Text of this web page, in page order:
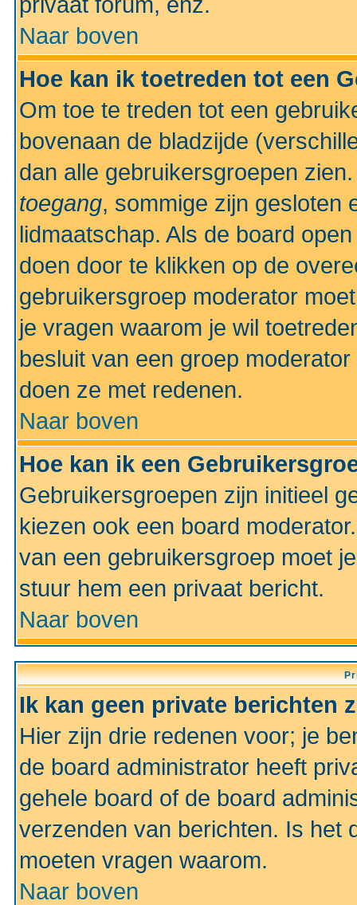
Naar boven
Hoe kan ik toetreden tot een
Om toe te treden tot een
bovenaan de bladzijde
dan alle gebruikersgroepen
toegang, sommige zijn gesloten
lidmaatschap. Als de board
doen door te klikken op de
gebruikersgroep moderator
je vragen waarom je wil
besluit van een groep
doen ze met redenen.
Naar boven
Hoe kan ik een
Gebruikersgroepen zijn initieel
kiezen ook een board
van een gebruikersgroep moet
stuur hem een privaat bericht.
Naar boven
Ik kan geen private berichten
Hier zijn drie redenen voor; je
de board administrator heeft
gehele board of de board
verzenden van berichten. Is het
moeten vragen waarom.
Naar boven